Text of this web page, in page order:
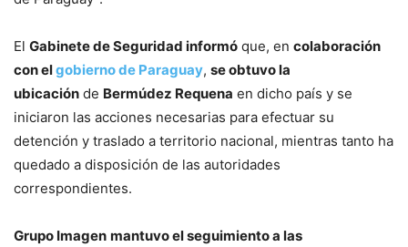
El Gabinete de Seguridad informó que, en colaboración
con elgobierno de Paraguay, se obtuvo la
ubicación de Bermúdez Requena en dicho país y se
iniciaron las acciones necesarias para efectuar su
detención y traslado a territorio nacional, mientras tanto ha
quedado a disposición de las autoridades
correspondientes.
Grupo Imagen mantuvo el seguimiento a las